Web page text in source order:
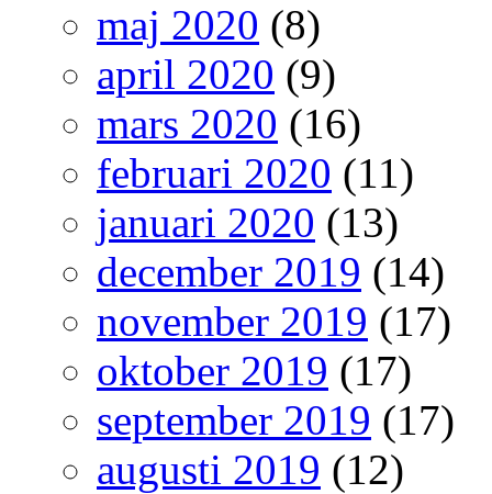
maj 2020 (8)
april 2020 (9)
mars 2020 (16)
februari 2020 (11)
januari 2020 (13)
december 2019 (14)
november 2019 (17)
oktober 2019 (17)
september 2019 (17)
augusti 2019 (12)